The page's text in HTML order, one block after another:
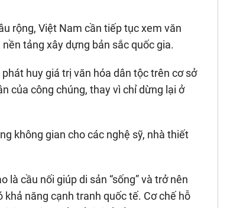
rộng, Việt Nam cần tiếp tục xem văn
tảng xây dựng bản sắc quốc gia.
huy giá trị văn hóa dân tộc trên cơ sở
của công chúng, thay vì chỉ dừng lại ở
không gian cho các nghệ sỹ, nhà thiết
cầu nối giúp di sản “sống” và trở nên
năng cạnh tranh quốc tế. Cơ chế hỗ